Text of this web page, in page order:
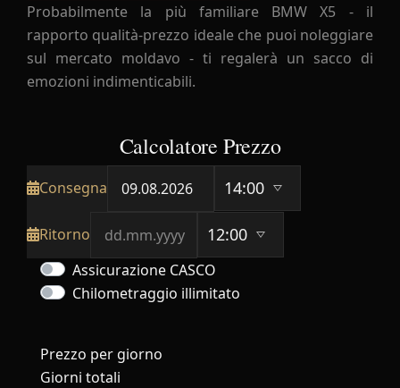
Probabilmente la più familiare BMW X5 - il
rapporto qualità-prezzo ideale che puoi noleggiare
sul mercato moldavo - ti regalerà un sacco di
emozioni indimenticabili.
Calcolatore Prezzo
Consegna
Ritorno
Assicurazione CASCO
Chilometraggio illimitato
Prezzo per giorno
Giorni totali